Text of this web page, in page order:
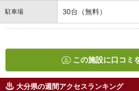
駐車場 30台（無料）
この施設に口コミ
大分県の週間アクセスランキング